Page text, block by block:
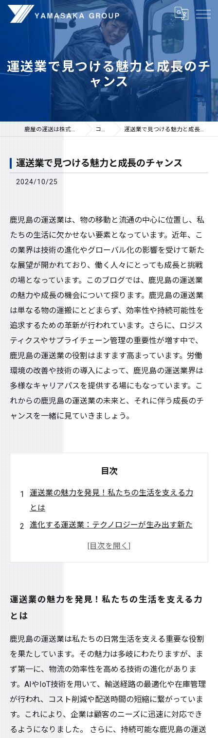
運送業で見つける魅力と成長のチ
ャンス
鹿屋の運送は株式会社山坂 コラム 運送業で見つける魅力と成長のチャンス
運送業で見つける魅力と成長のチャンス
2024/10/25
鹿児島の運送業は、物の移動と流通の中心に位置し、私
たちの生活に欠かせない要素となっています。近年、こ
の業界は技術の進化やグローバル化の影響を受けて新た
な展望が開かれており、働く人々にとっても成長と挑戦
の場となっています。このブログでは、鹿児島の運送業
の魅力や成長の機会について探ります。鹿児島の運送業
は単なる物の運搬にとどまらず、効率性や持続可能性を
追求するための革新が行われています。さらに、ロジス
ティクスやサプライチェーン管理の重要性が増す中で、
鹿児島の運送業の役割はますます高まっています。労働
環境の改善や技術の導入によって、鹿児島の運送業界は
多様なキャリアパスを提供する場にもなっています。こ
れからの鹿児島の運送業の未来と、それに伴う成長のチ
ャンスを一緒に見ていきましょう。
目次
運送業の魅力を発見！私たちの生活を支える力
とは
進化する運送業：テクノロジーが生み出す新た
ロジスティクスとサプライチェーン管理の重要
性が高まる中で
働きやすい環境を目指した運送業の働き方改革
未来の運送業：革新と挑戦の連続が生み出す新
しい可能性
運送業の魅力を発見！私たちの生活を支える力
とは
鹿児島の運送業は私たちの日常生活を支える重要な役割
を果たしています。その魅力は多岐にわたりますが、ま
ず第一に、物流の効率性を高める技術の進化がありま
す。AIやIoT技術を用いて、輸送経路の最適化や在庫管理
が行われ、コスト削減や配送時間の短縮に繋がっていま
す。これにより、企業は顧客のニーズに迅速に対応でき
るようになりました。 さらに、持続可能な鹿児島の運送